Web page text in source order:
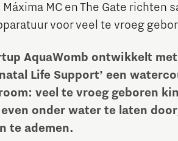
MC en The Gate richten
voor veel te vroeg
AquaWomb ontwikkelt
Life Support’ een
veel te vroeg geboren
onder water te laten
te ademen.